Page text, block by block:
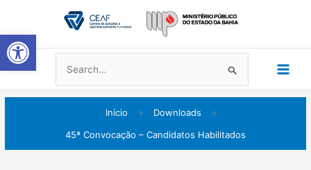
o
conteúdo
Pesquisar
por:
Início » Downloads
»
45ª Convocação – Candidatos Habilitados
Abrir a barra de ferramentas